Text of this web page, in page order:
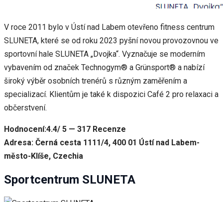
V roce 2011 bylo v Ústí nad Labem otevřeno fitness centrum
SLUNETA, které se od roku 2023 pyšní novou provozovnou ve
sportovní hale SLUNETA „Dvojka“. Vyznačuje se moderním
vybavením od značek Technogym® a Grünsport® a nabízí
široký výběr osobních trenérů s různým zaměřením a
specializací. Klientům je také k dispozici Café 2 pro relaxaci a
občerstvení.
Hodnocení:4.4/ 5 — 317 Recenze
Adresa: Černá cesta 1111/4, 400 01 Ústí nad Labem-
město-Klíše, Czechia
Sportcentrum SLUNETA